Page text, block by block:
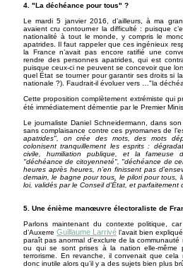
4. "La déchéance pour tous" ?
Le mardi 5 janvier 2016, d’ailleurs, à ma
avaient cru contourner la difficulté : puisque
nationalité à tout le monde, y compris le
apatrides. Il faut rappeler que ces ingénieux
la France n’avait pas encore ratifié une
rendre des personnes apatrides, qui est
puisque ceux-ci ne peuvent se concevoir que
quel État se tourner pour garantir ses droits si
nationale ?). Faudrait-il évoluer vers …"la
Cette proposition complètement extrémiste qui
été immédiatement démentie par le Premier
Le journaliste Daniel Schneidermann, dans
sans complaisance contre ces pyromanes de
apatrides", on crée des mots, des mots
colonisent tranquillement les esprits :
civile, humiliation publique, et la fameuse
"déchéance de citoyenneté", "déchéance de
heures après heures, n’en finissent pas
demain, le bagne pour tous, le pilori pour tous,
loi, validés par le Conseil d’État, et parfaitement
5. Une énième manœuvre électoraliste de
Parlons maintenant du contexte politique,
d’AuxerreGuillaume Larrivé l’avait bien
paraît pas anormal d’exclure de la
ou qui se sont prises à la nation elle-même
terrorisme. En revanche, il convenait que
donc inutile alors qu’il y a des sujets bien plus